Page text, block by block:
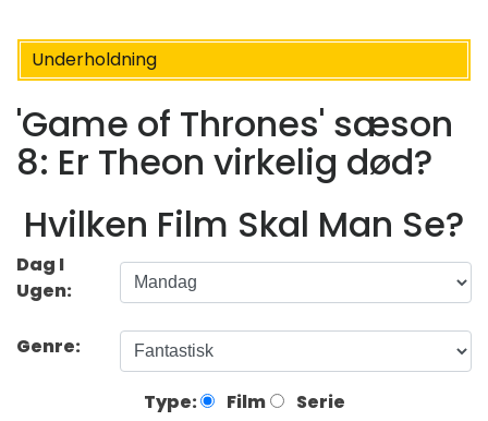
Underholdning
'Game of Thrones' sæson
8: Er Theon virkelig død?
Hvilken Film Skal Man Se?
Dag I
Ugen:
Genre:
Type: Film Serie